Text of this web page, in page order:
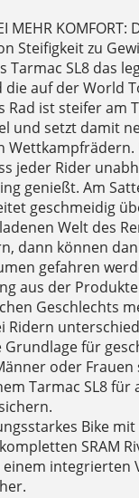
MEHR
Steifigkeit zu
Tarmac SL8 das
die auf der World
Rad ist steifer am
und setzt damit
jeder Rider
genießt. Am
geschmeidig
Welt des
dann können
gefahren
aus der
Geschlechts
Ridern
für
oder
Tarmac SL8 für
Bike
SRAM
einem integrierten